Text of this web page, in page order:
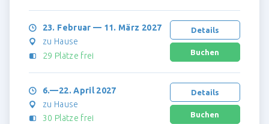
23. Februar — 11. März 2027
zu Hause
29 Plätze frei
Details
6.—22. April 2027
zu Hause
30 Plätze frei
Details